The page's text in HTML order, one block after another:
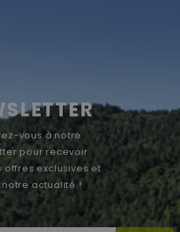
vous à notre
pour recevoir
offres exclusives et
notre actualité !